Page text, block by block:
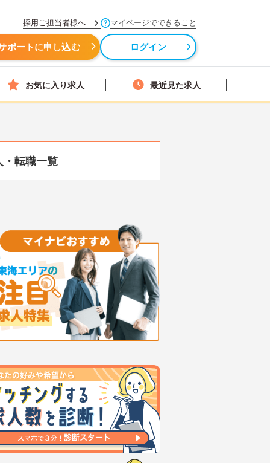
採用ご担当者様へ マイページでできること
ポートに申し込む ログイン
お気に入り求人 最近見た求人
・転職一覧